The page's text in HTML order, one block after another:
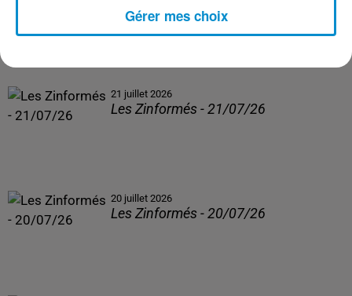
21 juillet 2026
Les Zinformés - 21/07/26
20 juillet 2026
Les Zinformés - 20/07/26
Gérer mes choix